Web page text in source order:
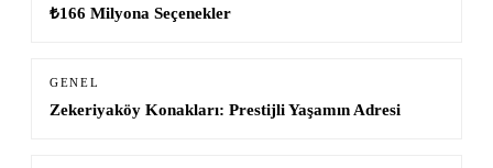
₺166 Milyona Seçenekler
GENEL
Zekeriyaköy Konakları: Prestijli Yaşamın Adresi